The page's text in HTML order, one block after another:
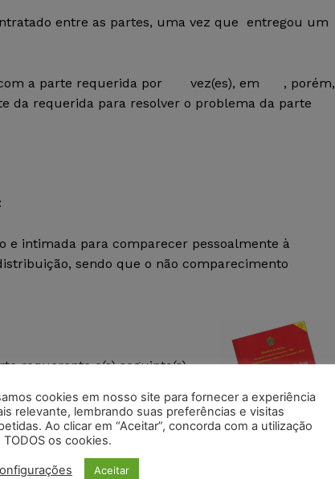
entre as partes, uma vez que entregou um
com a parte requerida por vez(es), em , porém,
da requerida para resolver o problema da parte
e intimada para comparecer pessoalmente à
sendo que o não comparecimento
requerente o(s) seguinte(s)
Juiz de Direito assinalar,
admitidos.
cookies em nosso site para fornecer a experiência
relevante, lembrando suas preferências e visitas
Ao clicar em “Aceitar”, concorda com a utilização
TODOS os cookies.
Aceitar